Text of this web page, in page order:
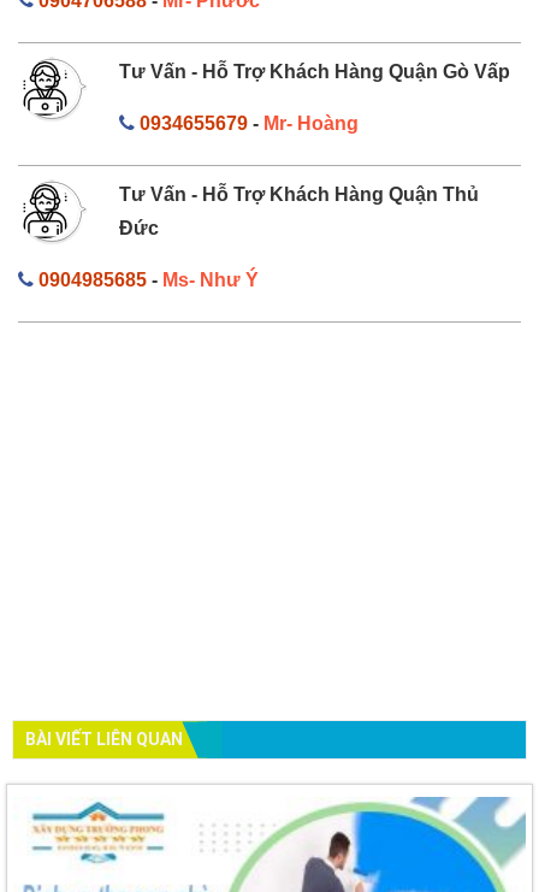
Tư Vấn - Hỗ Trợ Khách Hàng Quận Gò Vấp
0934655679- Mr- Hoàng
Tư Vấn - Hỗ Trợ Khách Hàng Quận Thủ
Đức
0904985685 - Ms- Như Ý
BÀI VIẾT LIÊN QUAN